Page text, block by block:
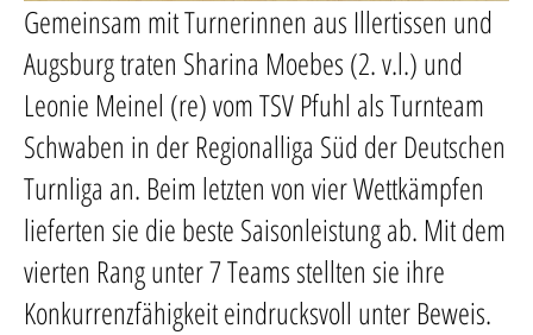
Gemeinsam mit Turnerinnen aus Illertissen und
Augsburg traten Sharina Moebes (2. v.l.) und
Leonie Meinel (re) vom TSV Pfuhl als Turnteam
Schwaben in der Regionalliga Süd der Deutschen
Turnliga an. Beim letzten von vier Wettkämpfen
lieferten sie die beste Saisonleistung ab. Mit dem
vierten Rang unter 7 Teams stellten sie ihre
Konkurrenzfähigkeit eindrucksvoll unter Beweis.